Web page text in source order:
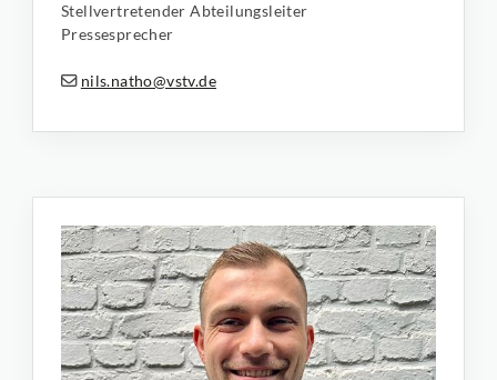
Stellvertretender Abteilungsleiter
Pressesprecher
nils.natho@vstv.de